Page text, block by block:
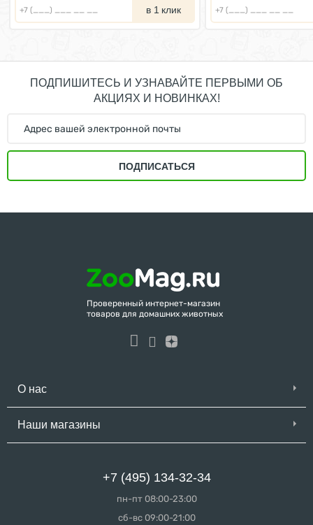
в 1 клик
ПОДПИШИТЕСЬ И УЗНАВАЙТЕ ПЕРВЫМИ ОБ
АКЦИЯХ И НОВИНКАХ!
ПОДПИСАТЬСЯ
Проверенный интернет-магазин
товаров для домашних животных
О нас
Наши магазины
+7 (495) 134-32-34
пн-пт 08:00-23:00
сб-вс 09:00-21:00